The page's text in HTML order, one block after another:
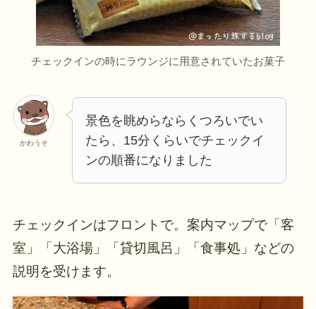
チェックインの時にラウンジに用意されていたお菓子
かわうそ
景色を眺めらならくつろいでい
たら、15分くらいでチェックイ
ンの順番になりました
チェックインはフロントで。案内マップで「客
室」「大浴場」「貸切風呂」「食事処」などの
説明を受けます。